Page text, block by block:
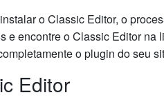
o Classic Editor, o
e encontre o Classic Editor na
o plugin do seu
Editor